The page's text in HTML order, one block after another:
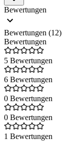
Bewertungen
Bewertungen (12)
Bewertungen
5 Bewertungen
6 Bewertungen
0 Bewertungen
0 Bewertungen
1 Bewertungen